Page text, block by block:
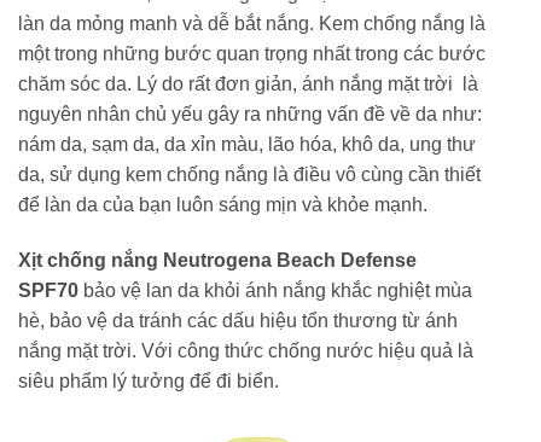
làn da mỏng manh và dễ bắt nắng. Kem chống nắng là
một trong những bước quan trọng nhất trong các bước
chăm sóc da. Lý do rất đơn giản, ánh nắng mặt trời là
nguyên nhân chủ yếu gây ra những vấn đề về da như:
nám da, sạm da, da xỉn màu, lão hóa, khô da, ung thư
da, sử dụng kem chống nắng là điều vô cùng cần thiết
để làn da của bạn luôn sáng mịn và khỏe mạnh.
Xịt chống nắng Neutrogena Beach Defense
SPF70 bảo vệ lan da khỏi ánh nắng khắc nghiệt mùa
hè, bảo vệ da tránh các dấu hiệu tổn thương từ ánh
nắng mặt trời. Với công thức chống nước hiệu quả là
siêu phẩm lý tưởng để đi biển.